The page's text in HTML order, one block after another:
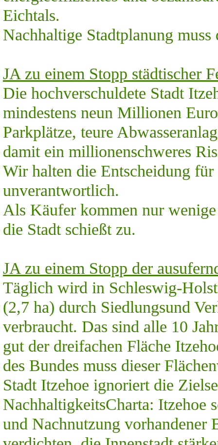
Eichtals.
Nachhaltige Stadtplanung
JA zu einem Stopp städtischer
Die hochverschuldete Stadt
mindestens neun Millionen
Parkplätze, teure
damit ein millionenschweres
Wir halten die Entscheidung
unverantwortlich.
Als Käufer kommen nur
die Stadt schießt zu.
JA zu einem Stopp der
Täglich wird in Schleswig-
(2,7 ha) durch Siedlungsund
verbraucht. Das sind alle 10
gut der dreifachen Fläche
des Bundes muss dieser
Stadt Itzehoe ignoriert die
NachhaltigkeitsCharta: Itzehoe
und Nachnutzung vorhandener